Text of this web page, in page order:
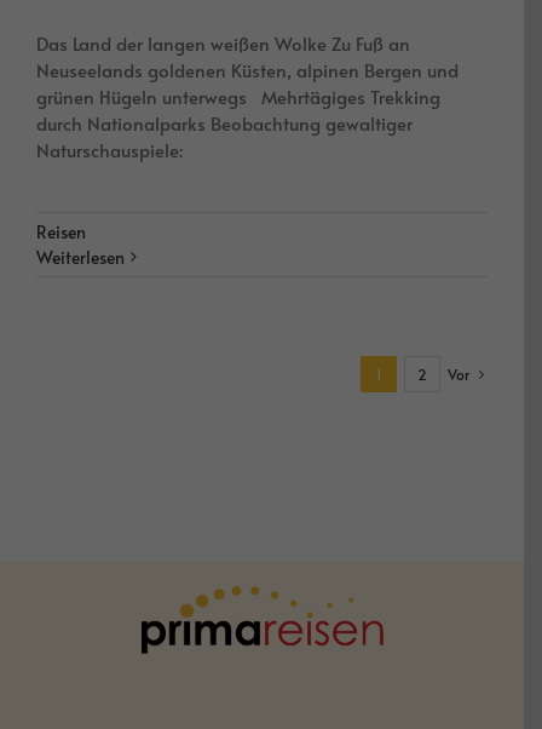
Das Land der langen weißen Wolke Zu Fuß an
Neuseelands goldenen Küsten, alpinen Bergen und
grünen Hügeln unterwegs Mehrtägiges Trekking
durch Nationalparks Beobachtung gewaltiger
Naturschauspiele:
Reisen
Weiterlesen
1 2 Vor